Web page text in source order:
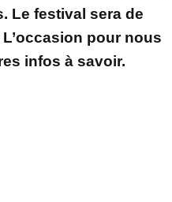
Le festival sera de
pour nous
infos à savoir.